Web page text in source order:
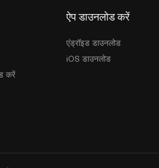
करें
ऐप डाउनलोड करें
एंड्रॉइड डाउनलोड
iOS डाउनलोड